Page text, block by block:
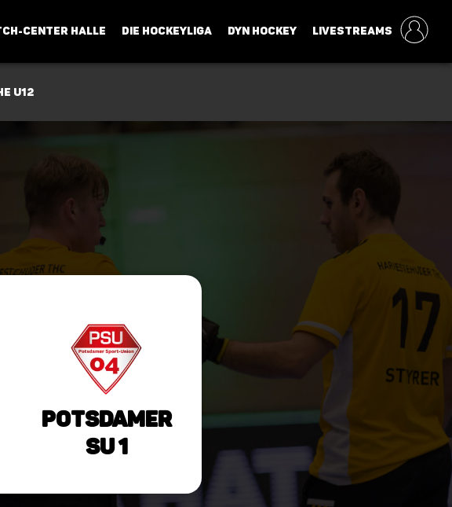
CENTER HALLE DIE HOCKEYLIGA DYN HOCKEY LIVESTREAMS
U12
Potsdamer
SU 1